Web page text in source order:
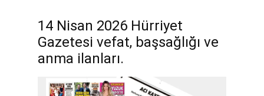
14 Nisan 2026 Hürriyet
Gazetesi vefat, başsağlığı ve
anma ilanları.